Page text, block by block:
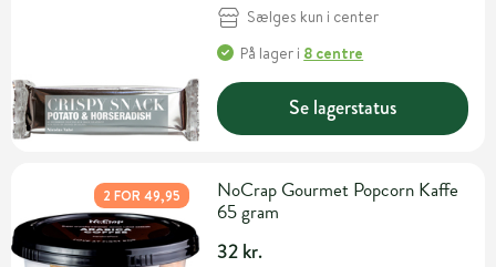
Sælges kun i center
På lager i 8 centre
Se lagerstatus
2 FOR 49,95
NoCrap Gourmet Popcorn Kaffe
65 gram
32 kr.